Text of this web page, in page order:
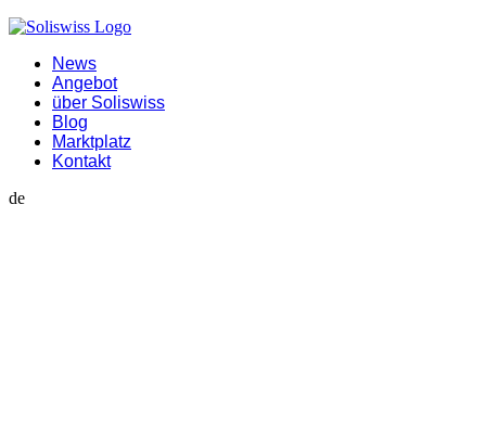
News
Angebot
über Soliswiss
Blog
Marktplatz
Kontakt
de